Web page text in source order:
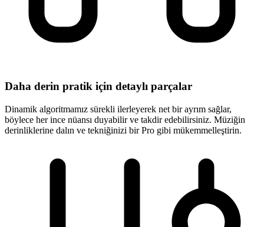
Daha derin pratik için detaylı parçalar
Dinamik algoritmamız sürekli ilerleyerek net bir ayrım sağlar,
böylece her ince nüansı duyabilir ve takdir edebilirsiniz. Müziğin
derinliklerine dalın ve tekniğinizi bir Pro gibi mükemmelleştirin.